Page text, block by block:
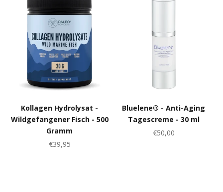
Kollagen Hydrolysat -
Wildgefangener Fisch - 500
Gramm
Angebot
€39,95
Bluelene® - Anti-Aging
Tagescreme - 30 ml
Angebot
€50,00